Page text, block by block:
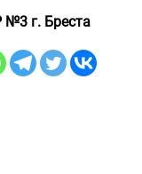
г. Бреста